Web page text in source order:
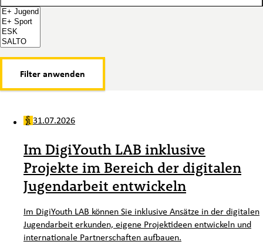
Filter anwenden
31.07.2026
Im DigiYouth LAB inklusive
Projekte im Bereich der digitalen
Jugendarbeit entwickeln
Im DigiYouth LAB können Sie inklusive Ansätze in der digitalen
Jugendarbeit erkunden, eigene Projektideen entwickeln und
internationale Partnerschaften aufbauen.